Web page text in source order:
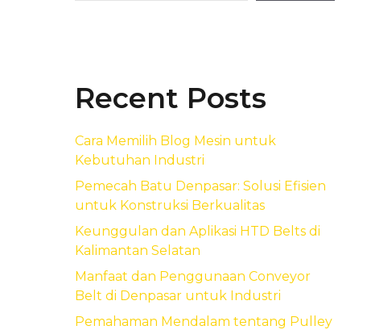
Recent Posts
Cara Memilih Blog Mesin untuk
Kebutuhan Industri
Pemecah Batu Denpasar: Solusi Efisien
untuk Konstruksi Berkualitas
Keunggulan dan Aplikasi HTD Belts di
Kalimantan Selatan
Manfaat dan Penggunaan Conveyor
Belt di Denpasar untuk Industri
Pemahaman Mendalam tentang Pulley